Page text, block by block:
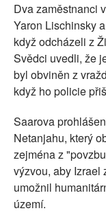
Dva zaměstnanci
Yaron Lischinsky
když odcházeli z
Svědci uvedli, že
byl obviněn z
když ho policie
Saarova
Netanjahu, který
zejména z
výzvou, aby Izrael
umožnil
území.